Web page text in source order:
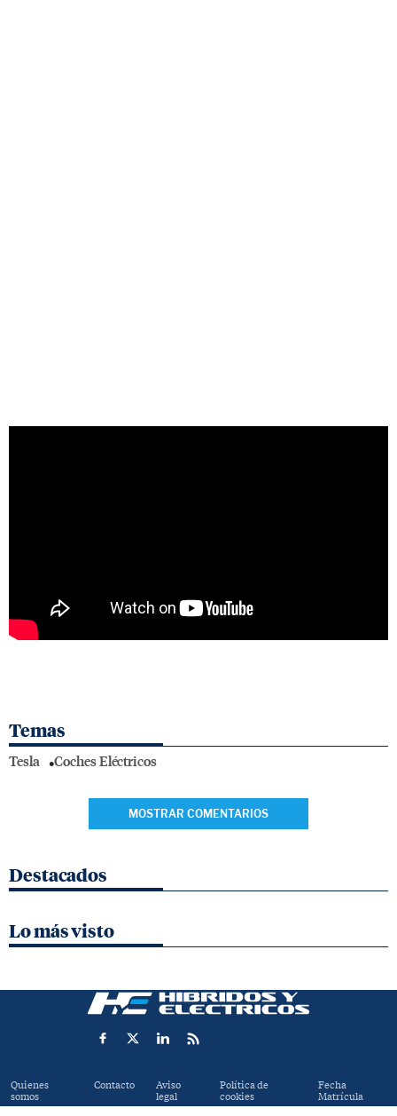
Temas
Tesla Coches Eléctricos
MOSTRAR COMENTARIOS
Destacados
Lo más visto
Quienes
somos
Contacto Aviso
legal
Política de
cookies
Fecha
Matrícula